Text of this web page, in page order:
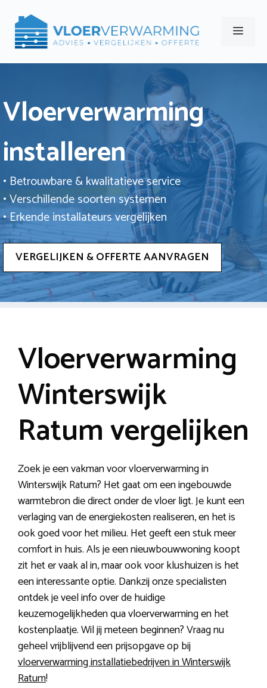
naar
Menu
Vloerverwarming
installeren
• Betrouwbare & kwalitatieve service
• Verschillende soorten systemen
• Erkende installateurs vergelijken
VERGELIJKEN & OFFERTE AANVRAGEN
Vloerverwarming
Winterswijk
Ratum vergelijken
Zoek je een vakman voor vloerverwarming in
Winterswijk Ratum? Het gaat om een ingebouwde
warmtebron die direct onder de vloer ligt. Je kunt een
verlaging van de energiekosten realiseren, en het is
ook goed voor het milieu. Het geeft een stuk meer
comfort in huis. Als je een nieuwbouwwoning koopt
zit het er vaak al in, maar ook voor klushuizen is het
een interessante optie. Dankzij onze specialisten
ontdek je veel info over de huidige
keuzemogelijkheden qua vloerverwarming en het
kostenplaatje. Wil jij meteen beginnen? Vraag nu
geheel vrijblijvend een prijsopgave op bij
vloerverwarming installatiebedrijven in Winterswijk
Ratum!